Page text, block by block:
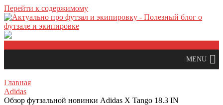
Перейти к содержимому
MENU
Главная
Adidas
Обзор футзальной новинки Adidas X Tango 18.3 IN